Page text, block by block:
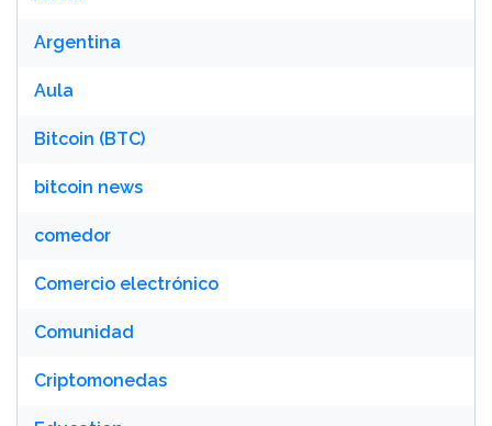
Argentina
Aula
Bitcoin (BTC)
bitcoin news
comedor
Comercio electrónico
Comunidad
Criptomonedas